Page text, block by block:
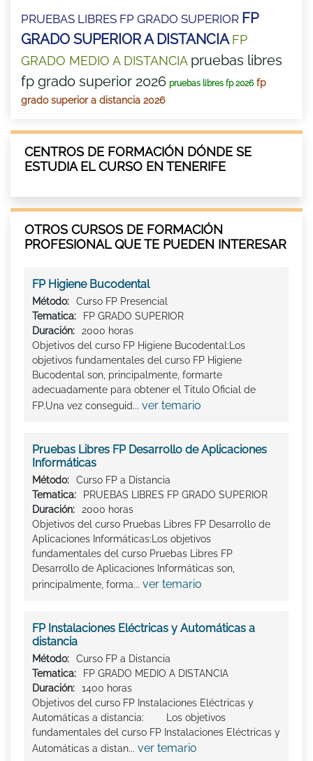
PRUEBAS LIBRES FP GRADO SUPERIOR FP
GRADO SUPERIOR A DISTANCIA FP
GRADO MEDIO A DISTANCIA pruebas libres
fp grado superior 2026 pruebas libres fp 2026 fp
grado superior a distancia 2026
CENTROS DE FORMACIÓN DÓNDE SE
ESTUDIA EL CURSO EN TENERIFE
OTROS CURSOS DE FORMACIÓN
PROFESIONAL QUE TE PUEDEN INTERESAR
FP Higiene Bucodental
Método:
Curso FP Presencial
Tematica:
FP GRADO SUPERIOR
Duración:
2000 horas
Objetivos del curso FP Higiene Bucodental:Los
objetivos fundamentales del curso FP Higiene
Bucodental son, principalmente, formarte
adecuadamente para obtener el Titulo Oficial de
FP.Una vez conseguid... ver temario
Pruebas Libres FP Desarrollo de Aplicaciones
Informáticas
Método:
Curso FP a Distancia
Tematica:
PRUEBAS LIBRES FP GRADO SUPERIOR
Duración:
2000 horas
Objetivos del curso Pruebas Libres FP Desarrollo de
Aplicaciones Informáticas:Los objetivos
fundamentales del curso Pruebas Libres FP
Desarrollo de Aplicaciones Informáticas son,
principalmente, forma... ver temario
FP Instalaciones Eléctricas y Automáticas a
distancia
Método:
Curso FP a Distancia
Tematica:
FP GRADO MEDIO A DISTANCIA
Duración:
1400 horas
Objetivos del curso FP Instalaciones Eléctricas y
Automáticas a distancia: Los objetivos
fundamentales del curso FP Instalaciones Eléctricas y
Automáticas a distan... ver temario